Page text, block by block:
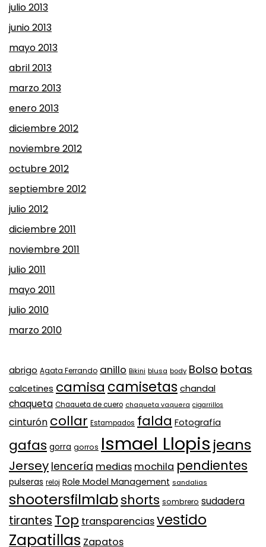
julio 2013
junio 2013
mayo 2013
abril 2013
marzo 2013
enero 2013
diciembre 2012
noviembre 2012
octubre 2012
septiembre 2012
julio 2012
diciembre 2011
noviembre 2011
julio 2011
mayo 2011
julio 2010
marzo 2010
abrigo Agata Ferrando anillo Bikini blusa body Bolso botas
calcetines camisa camisetas chandal
chaqueta Chaqueta de cuero chaqueta vaquera cigarrillos
cinturón collar Estampados falda Fotografía
gafas gorra gorros Ismael Llopis jeans
Jersey lencería medias mochila pendientes
pulseras reloj Role Model Management sandalias
shootersfilmlabshorts sombrero sudadera
tirantes Top transparenciasvestido
Zapatillas Zapatos